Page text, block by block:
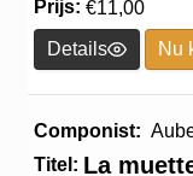
Prijs: €11,00
Details
Nu
Componist:
Titel: La